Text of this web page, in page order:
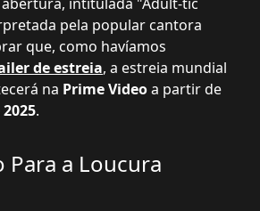
pela popular cantora
que, como havíamos
de estreia, a estreia mundial
na Prime Videoa partir de
.
Para a Loucura